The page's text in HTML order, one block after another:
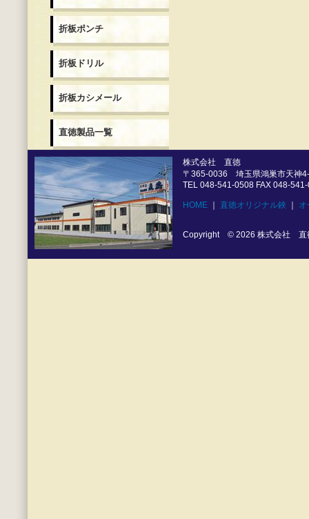
折板ポンチ
折板ドリル
折板カシメール
直徳製品一覧
株式会社 直徳
〒365-0036 埼玉県鴻巣市天神
TEL 048-541-0508 FAX 048-
HOME 直徳オリジナル鋏
Copyright © 2026 株式会社 直